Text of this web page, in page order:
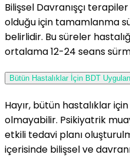
Bilişsel Davranışçı
olduğu için tamamlanma
belirlidir. Bu süreler
ortalama 12-24 seans
Bütün Hastalıklar İçin BDT
Hayır, bütün hastalıklar
olmayabilir. Psikiyatrik
etkili tedavi planı
içerisinde bilişsel ve